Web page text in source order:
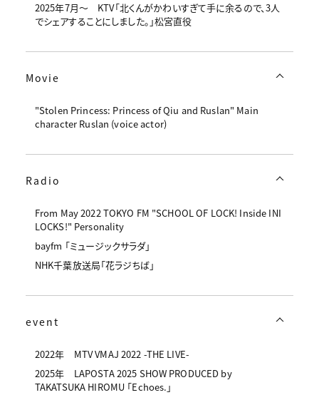
2025年7月〜 KTV「北くんがかわいすぎて手に余るので、3人
でシェアすることにしました。」松宮直役
Movie
"Stolen Princess: Princess of Qiu and Ruslan" Main
character Ruslan (voice actor)
Radio
From May 2022 TOKYO FM "SCHOOL OF LOCK! Inside INI
LOCKS!" Personality
bayfm 「ミュージックサラダ」
NHK千葉放送局「花ラジちば」
event
2022年 MTV VMAJ 2022 -THE LIVE-
2025年 LAPOSTA 2025 SHOW PRODUCED by
TAKATSUKA HIROMU 「Echoes.」